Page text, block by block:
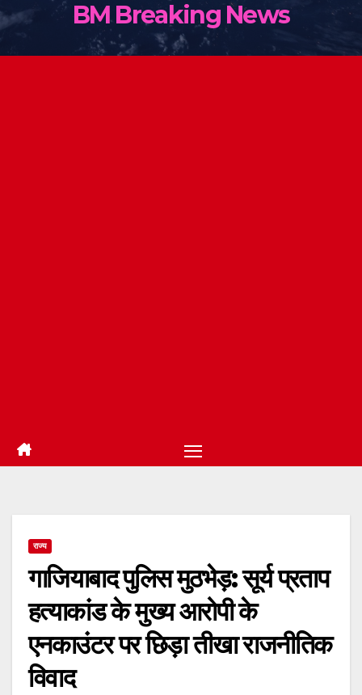
BM Breaking News
राज्य
गाजियाबाद पुलिस मुठभेड़: सूर्य प्रताप
हत्याकांड के मुख्य आरोपी के
एनकाउंटर पर छिड़ा तीखा राजनीतिक
विवाद